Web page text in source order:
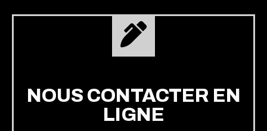
NOUS CONTACTER EN
LIGNE